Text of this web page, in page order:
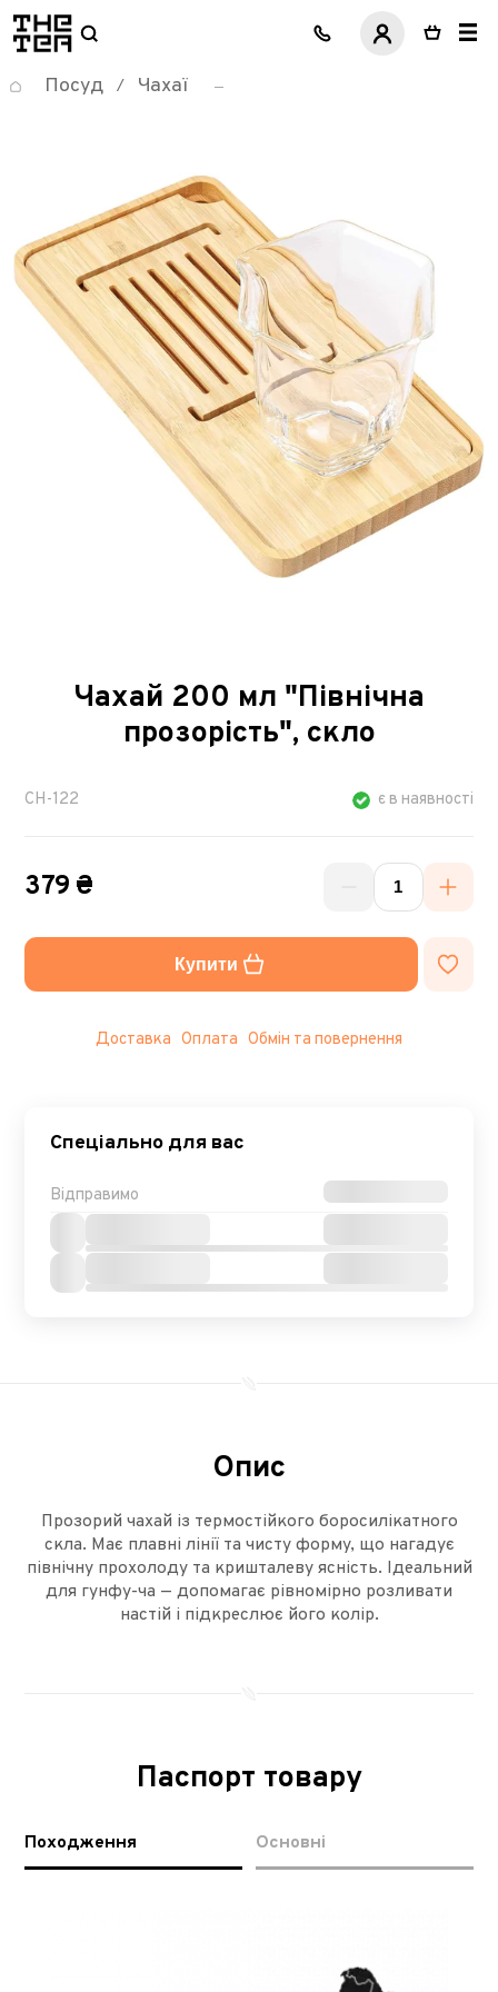
логотип
Посуд / Чахаї
Чахай 200 мл "Північна
прозорість", скло
CH-122 є в наявності
379 ₴
Купити
Доставка Оплата Обмін та повернення
Спеціально для вас
Відправимо
Опис
Прозорий чахай із термостійкого боросилікатного
скла. Має плавні лінії та чисту форму, що нагадує
північну прохолоду та кришталеву ясність. Ідеальний
для гунфу-ча — допомагає рівномірно розливати
настій і підкреслює його колір.
Паспорт товару
Походження Основні